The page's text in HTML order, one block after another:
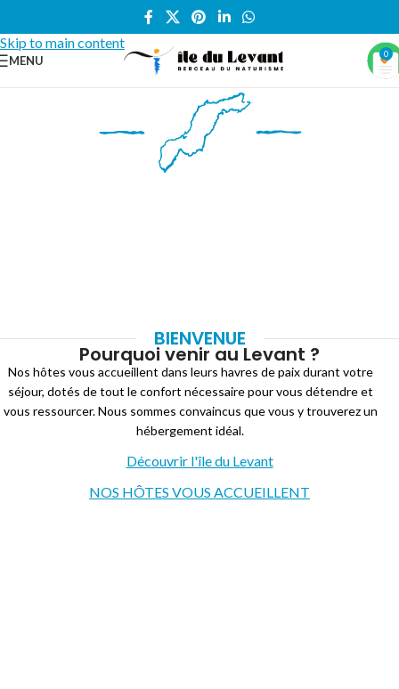
Skip to main content
MENU 0
BIENVENUE
Pourquoi venir au Levant ?
Nos hôtes vous accueillent dans leurs havres de paix durant votre
séjour, dotés de tout le confort nécessaire pour vous détendre et
vous ressourcer. Nous sommes convaincus que vous y trouverez un
hébergement idéal.
Découvrir l'île du Levant
NOS HÔTES VOUS ACCUEILLENT